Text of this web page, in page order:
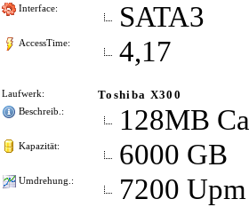
Interface: SATA3
AccessTime: 4,17
Laufwerk: Toshiba X300
Beschreib.: 128MB
Kapazität: 6000 GB
Umdrehung.: 7200 Upm